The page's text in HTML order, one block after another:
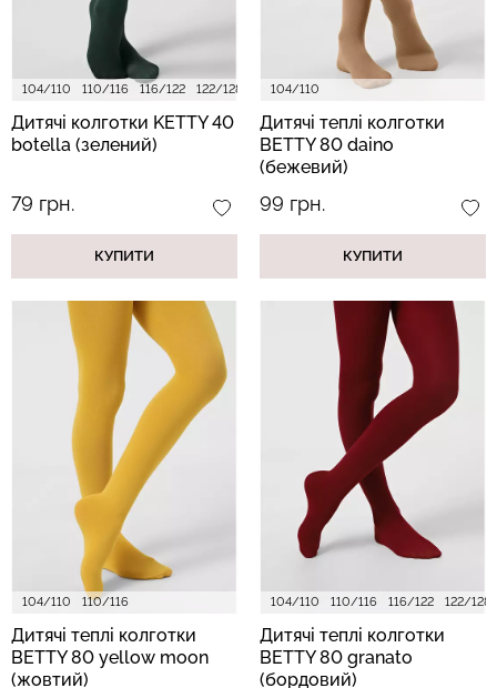
104/110 110/116 116/122 122/128 128/134 140/146 152/158
Дитячі колготки KETTY 40
botella (зелений)
79 грн.
КУПИТИ
104/110
Дитячі теплі колготки
BETTY 80 daino
(бежевий)
99 грн.
КУПИТИ
104/110 110/116
Дитячі теплі колготки
BETTY 80 yellow moon
(жовтий)
104/110 110/116 116/122 122/128
Дитячі теплі колготки
BETTY 80 granato
(бордовий)